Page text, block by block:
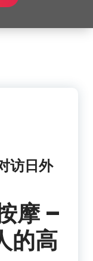
访日外
摩 –
的高